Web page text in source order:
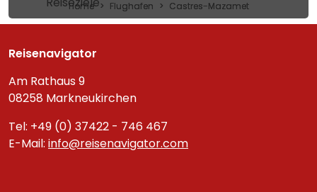
Home Flughafen Castres-Mazamet
Reisenavigator
Am Rathaus 9
08258 Markneukirchen
Tel: +49 (0) 37422 - 746 467
E-Mail: info@reisenavigator.com